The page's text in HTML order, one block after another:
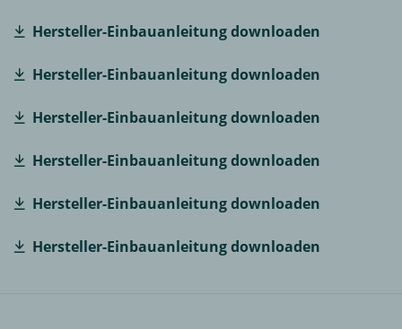
Hersteller-Einbauanleitung downloaden
Hersteller-Einbauanleitung downloaden
Hersteller-Einbauanleitung downloaden
Hersteller-Einbauanleitung downloaden
Hersteller-Einbauanleitung downloaden
Hersteller-Einbauanleitung downloaden